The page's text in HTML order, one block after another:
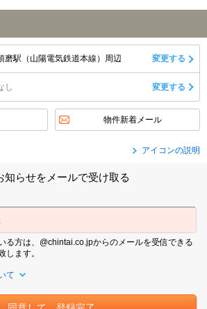
磨駅（山陽電気鉄道本線）周辺 変更する
し 変更する
物件新着メール
アイコンの説明
知らせをメールで受け取る
る方は、@chintai.co.jpからのメールを受信できる
します。
て